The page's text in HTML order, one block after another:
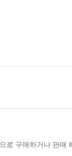
로 구매하거나 판매